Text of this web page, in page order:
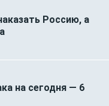
Россию, а
на сегодня — 6